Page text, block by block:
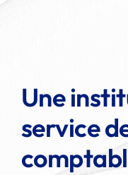
Une
service